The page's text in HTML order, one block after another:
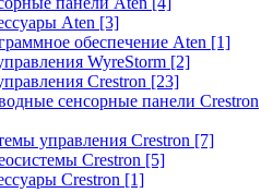
Aten [3]
обеспечение Aten [1]
WyreStorm [2]
Crestron [23]
сенсорные панели Crestron
управления Crestron [7]
Crestron [5]
Crestron [1]